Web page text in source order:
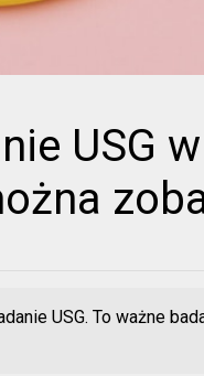
USG
USG. To ważne